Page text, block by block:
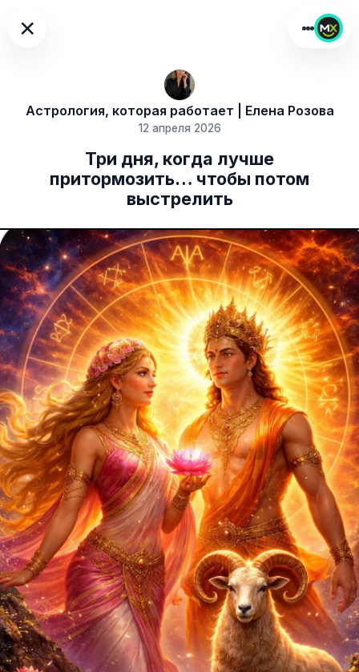
×
Астрология, которая работает | Елена Розова
12 апреля 2026
Три дня, когда лучше
притормозить… чтобы потом
выстрелить